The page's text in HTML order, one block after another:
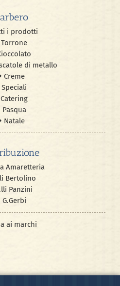
i prodotti
Torrone
di metallo
Creme
Speciali
Catering
Pasqua
Natale
Amaretteria
Bertolino
Panzini
G.Gerbi
ai marchi